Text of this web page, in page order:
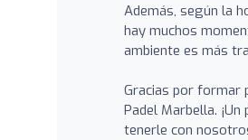
Además, según la
hay muchos
ambiente es más
Gracias por formar
Padel Marbella. ¡Un
tenerle con